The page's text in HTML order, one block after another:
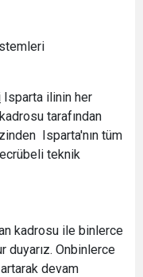
Isparta ilinin her
tarafından
Isparta'nın tüm
teknik
kadrosu ile binlerce
duyarız. Onbinlerce
devam